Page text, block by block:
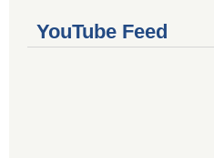
YouTube Feed